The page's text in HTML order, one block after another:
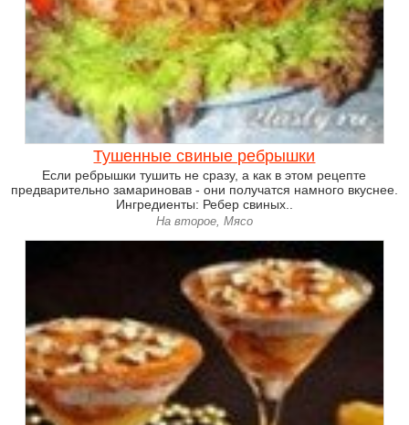
Тушенные свиные ребрышки
Если ребрышки тушить не сразу, а как в этом рецепте
предварительно замариновав - они получатся намного вкуснее.
Ингредиенты: Ребер свиных..
На второе, Мясо